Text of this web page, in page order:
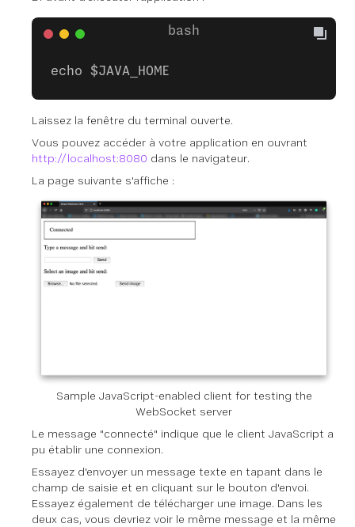
echo $JAVA_HOME
Laissez la fenêtre du terminal ouverte.
Vous pouvez accéder à votre application en ouvrant
http://localhost:8080 dans le navigateur.
La page suivante s'affiche :
Sample JavaScript-enabled client for testing the
WebSocket server
Le message "connecté" indique que le client JavaScript a
pu établir une connexion.
Essayez d'envoyer un message texte en tapant dans le
champ de saisie et en cliquant sur le bouton d'envoi.
Essayez également de télécharger une image. Dans les
deux cas, vous devriez voir le même message et la même